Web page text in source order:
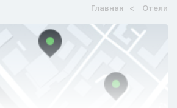
Главная Отели